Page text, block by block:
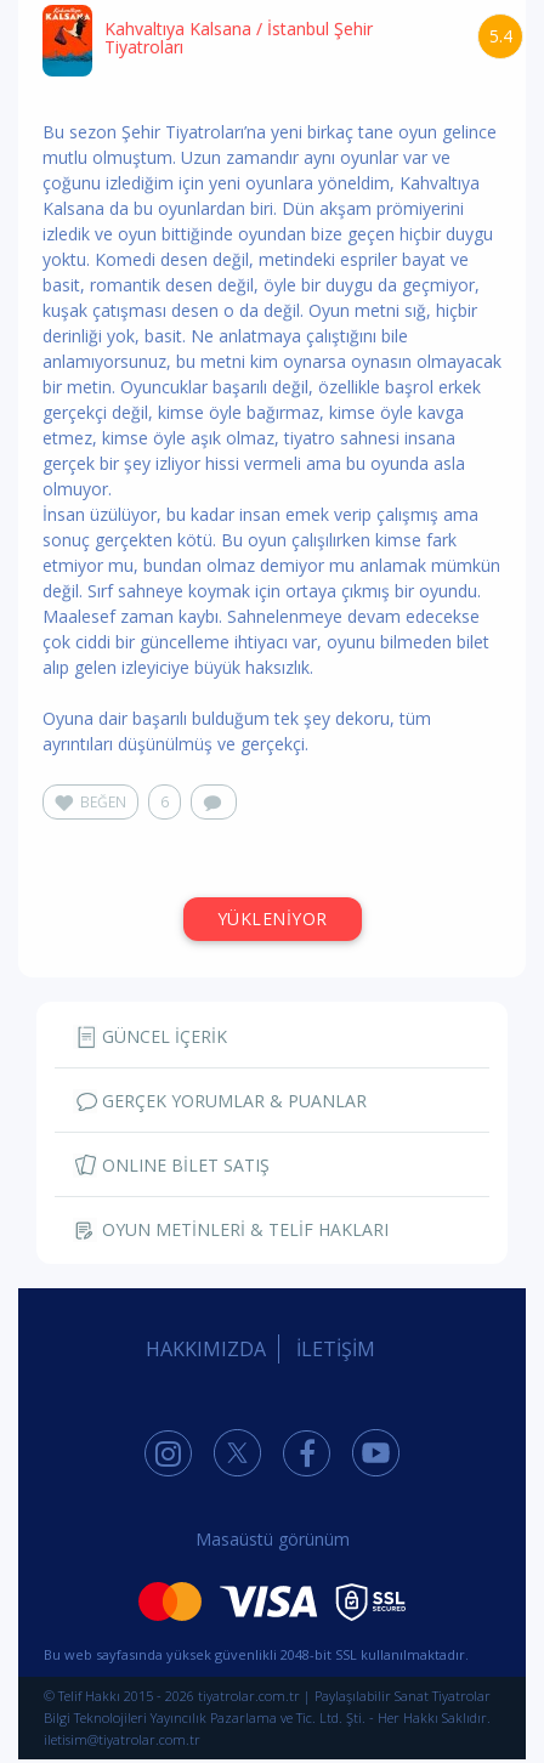
5.4
Kahvaltıya Kalsana / İstanbul Şehir
Tiyatroları
Bu sezon Şehir Tiyatroları’na yeni birkaç tane oyun gelince
mutlu olmuştum. Uzun zamandır aynı oyunlar var ve
çoğunu izlediğim için yeni oyunlara yöneldim, Kahvaltıya
Kalsana da bu oyunlardan biri. Dün akşam prömiyerini
izledik ve oyun bittiğinde oyundan bize geçen hiçbir duygu
yoktu. Komedi desen değil, metindeki espriler bayat ve
basit, romantik desen değil, öyle bir duygu da geçmiyor,
kuşak çatışması desen o da değil. Oyun metni sığ, hiçbir
derinliği yok, basit. Ne anlatmaya çalıştığını bile
anlamıyorsunuz, bu metni kim oynarsa oynasın olmayacak
bir metin. Oyuncuklar başarılı değil, özellikle başrol erkek
gerçekçi değil, kimse öyle bağırmaz, kimse öyle kavga
etmez, kimse öyle aşık olmaz, tiyatro sahnesi insana
gerçek bir şey izliyor hissi vermeli ama bu oyunda asla
olmuyor.
İnsan üzülüyor, bu kadar insan emek verip çalışmış ama
sonuç gerçekten kötü. Bu oyun çalışılırken kimse fark
etmiyor mu, bundan olmaz demiyor mu anlamak mümkün
değil. Sırf sahneye koymak için ortaya çıkmış bir oyundu.
Maalesef zaman kaybı. Sahnelenmeye devam edecekse
çok ciddi bir güncelleme ihtiyacı var, oyunu bilmeden bilet
alıp gelen izleyiciye büyük haksızlık.
Oyuna dair başarılı bulduğum tek şey dekoru, tüm
ayrıntıları düşünülmüş ve gerçekçi.
BEĞEN 6
Oyun çıkışı ben, arkadaşlarım ve diğer birçok izleyici dahil
“bize ne yaptılar böyle” şaşkınlığı ve dehşeti içinde salonu
alelacele terkettik. Ne yazık ki çok başarısız bir tiyatro
oyunu. İki perdeden oluşan, ilk perdesinde uyuklamaktan
de oyunun neresinden tutsam elimde kalır düşünceleri
saat olmasına rağmen hiçbiri çalışmıyor, dekor var ama
bağırarak oynamaya çalışıyor, kapıdan giriş çıkışlar tam bir
fiyasko, yemek sonrası çöp kutusu olayı ayrı bir garip, bir
tiplemeleri, kadın oyuncunun ağlama sahnesi tam bir facia
vs. Yazarın zaten çok da kuvvetli olmayan bu metni kötü
bir tiyatro oyunu olmuyor. Açık ve net olarak benim için
oldu. Çok üzgünüm.
BEĞEN 6
Dilek Ş. , tiyatroyu
3 yıl önce